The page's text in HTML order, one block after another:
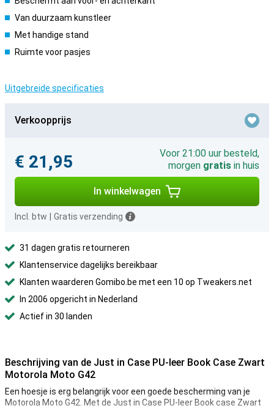
Van duurzaam kunstleer
Met handige stand
Ruimte voor pasjes
Uitgebreide specificaties
Verkoopprijs
€ 21,95
Voor 21:00 uur besteld,
morgen gratis in huis
In winkelwagen
Incl. btw Gratis verzending
31 dagen gratis retourneren
Klantenservice dagelijks bereikbaar
Klanten waarderen Gomibo.be met een 10 op Tweakers.net
In 2006 opgericht in Nederland
Actief in 30 landen
Beschrijving van de Just in Case PU-leer Book Case Zwart
Motorola Moto G42
Een hoesje is erg belangrijk voor een goede bescherming van je
Motorola Moto G42. Met de Just in Case PU-leer Book case Zwart